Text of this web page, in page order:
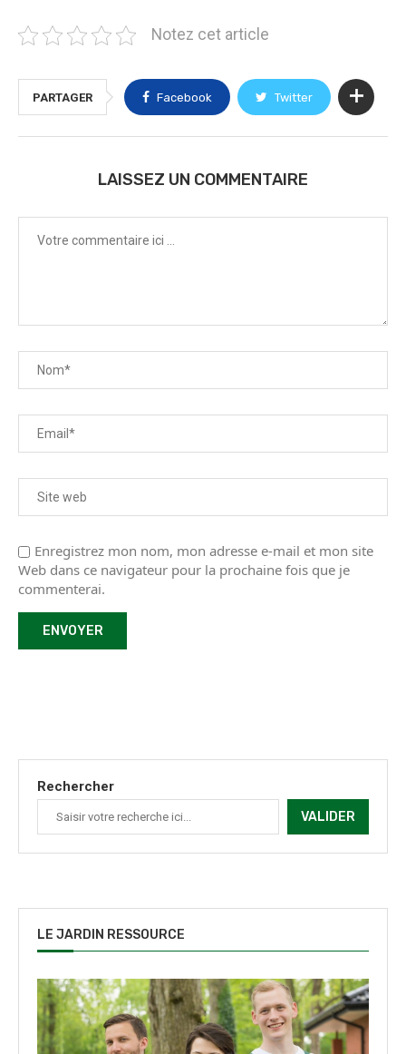
Notez cet article
PARTAGER Facebook Twitter
LAISSEZ UN COMMENTAIRE
Enregistrez mon nom, mon adresse e-mail et mon site
Web dans ce navigateur pour la prochaine fois que je
commenterai.
Rechercher
VALIDER
LE JARDIN RESSOURCE